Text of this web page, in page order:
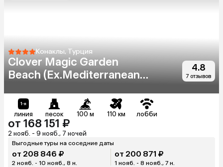
Конаклы, Турция
Clover Magic Garden
Beach (Ex.Mediterranean
4.8
7 отзывов
линия песок 100 м 110 км лобби
от 168 151 ₽
2 нояб. - 9 нояб., 7 ночей
Выгодные туры на соседние даты
от 208 846 ₽
2 нояб. - 10 нояб., 8 н.
от 200 871 ₽
1 нояб. - 8 нояб., 7 н.